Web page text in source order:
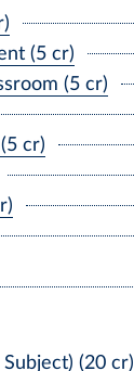
(5 cr)
(5 cr)
cr)
(20 cr)